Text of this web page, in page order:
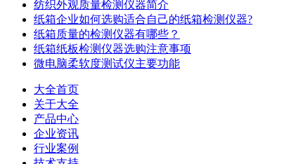
纺织外观质量检测仪器简介
纸箱企业如何选购适合自己的纸箱检测仪器?
纸箱质量的检测仪器有哪些？
纸箱纸板检测仪器选购注意事项
微电脑柔软度测试仪主要功能
大全首页
关于大全
产品中心
企业资讯
行业案例